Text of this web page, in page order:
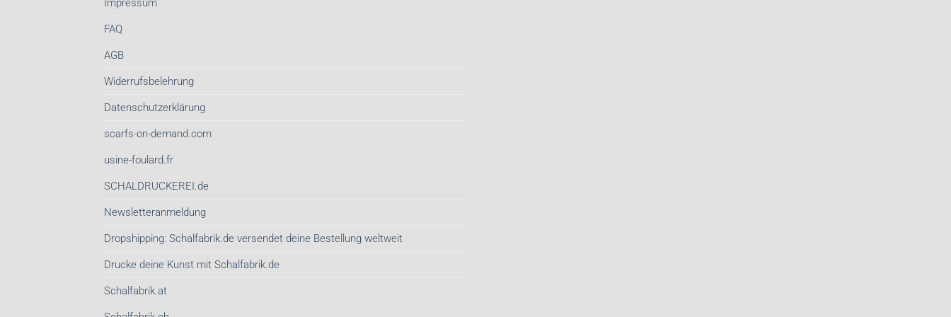
Impressum
FAQ
AGB
Widerrufsbelehrung
Datenschutzerklärung
scarfs-on-demand.com
usine-foulard.fr
SCHALDRUCKEREI.de
Newsletteranmeldung
Dropshipping: Schalfabrik.de versendet deine Bestellung weltweit
Drucke deine Kunst mit Schalfabrik.de
Schalfabrik.at